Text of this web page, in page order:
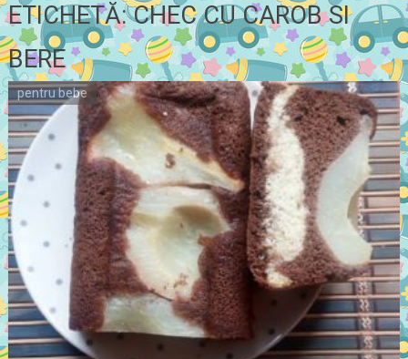
ETICHETĂ:CHEC CU CAROB SI
BERE
pentru bebe